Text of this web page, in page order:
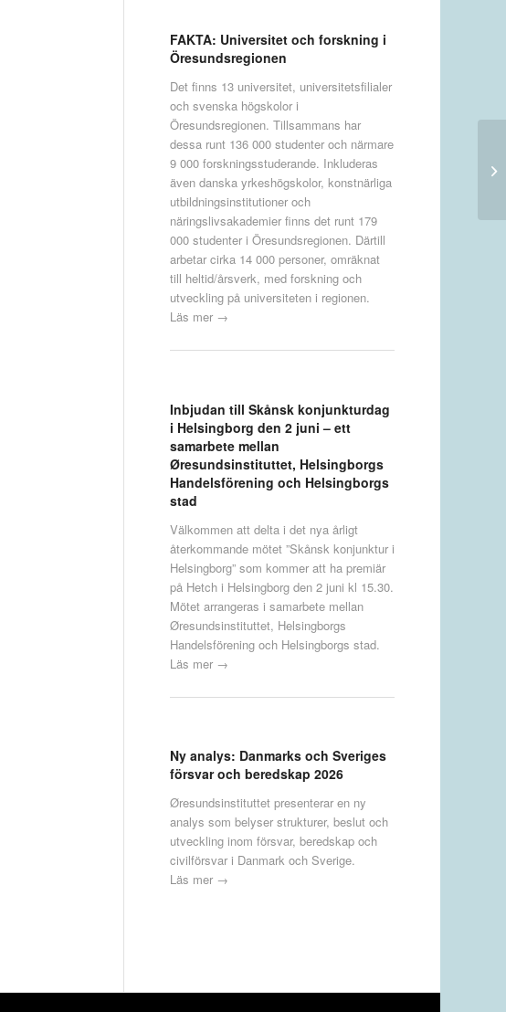
FAKTA: Universitet och forskning i
Öresundsregionen
Det finns 13 universitet, universitetsfilialer
och svenska högskolor i
Öresundsregionen. Tillsammans har
dessa runt 136 000 studenter och närmare
9 000 forskningsstuderande. Inkluderas
även danska yrkeshögskolor, konstnärliga
utbildningsinstitutioner och
näringslivsakademier finns det runt 179
000 studenter i Öresundsregionen. Därtill
arbetar cirka 14 000 personer, omräknat
till heltid/årsverk, med forskning och
utveckling på universiteten i regionen.
Läs mer →
Inbjudan till Skånsk konjunkturdag
i Helsingborg den 2 juni – ett
samarbete mellan
Øresundsinstituttet, Helsingborgs
Handelsförening och Helsingborgs
stad
Välkommen att delta i det nya årligt
återkommande mötet ”Skånsk konjunktur i
Helsingborg” som kommer att ha premiär
på Hetch i Helsingborg den 2 juni kl 15.30.
Mötet arrangeras i samarbete mellan
Øresundsinstituttet, Helsingborgs
Handelsförening och Helsingborgs stad.
Läs mer →
Ny analys: Danmarks och Sveriges
försvar och beredskap 2026
Øresundsinstituttet presenterar en ny
analys som belyser strukturer, beslut och
utveckling inom försvar, beredskap och
civilförsvar i Danmark och Sverige.
Läs mer →